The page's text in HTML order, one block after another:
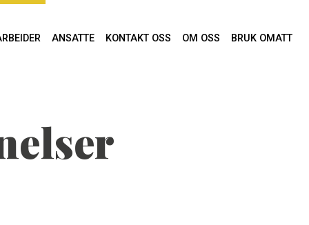
ANSATTE KONTAKT OSS OM OSS BRUK OMATT